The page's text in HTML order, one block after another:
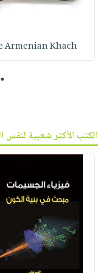
Armenian Khach
1
الكتب الأكثر شعبية لنفس